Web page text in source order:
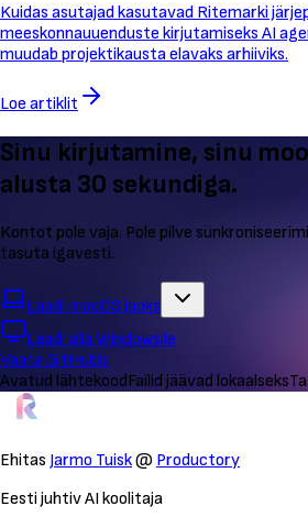
Kuidas asutajad kasutavad Ritemarki
meeskonnauuenduste kirjutamiseks AI
muudab projektikausta elavaks arhiiviks.
Loe artiklit
Sinu kirjutamine, sinu
alusta 30 sekundiga.
Kontot pole vaja. Pole pilve
tasuta igavesti.
Laadi macOS jaoks
Laadi alla Windowsile
Vaata GitHubis
Avatud lähtekoodFailid jäävad lokaalseks
Ehitas Jarmo Tuisk@ Productory
Eesti juhtiv AI koolitaja